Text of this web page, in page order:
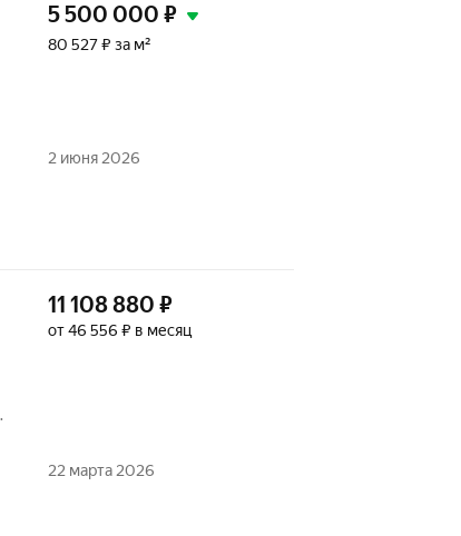
5 500 000 ₽
80 527 ₽ за м²
2 июня 2026
11 108 880 ₽
от 46 556 ₽ в месяц
22 марта 2026